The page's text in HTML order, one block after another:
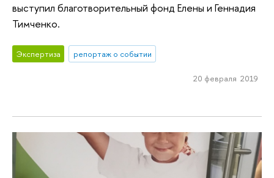
выступил благотворительный фонд Елены и Геннадия
Тимченко.
Экспертиза репортаж о событии
20 февраля 2019